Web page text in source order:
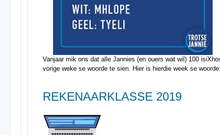
Vanjaar mik ons dat alle Jannies (en ouers wat wil) 100
vorige weke se woorde te sien. Hier is hierdie week se
REKENAARKLASSE 2019